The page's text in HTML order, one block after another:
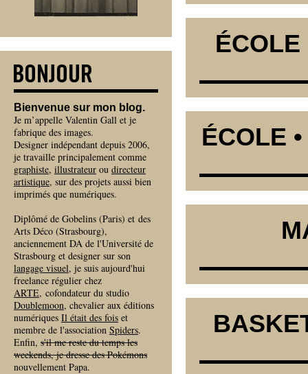
ÉCOLE
ÉCOLE
Bienvenue sur mon blog.
Je m’appelle Valentin Gall et je
fabrique des images.
Designer indépendant depuis 2006,
je travaille principalement comme
graphiste, illustrateur ou directeur
artistique, sur des projets aussi bien
imprimés que numériques.
Diplômé de Gobelins (Paris) et des
Arts Déco (Strasbourg),
anciennement DA de l'Université de
Strasbourg et designer sur son
langage visuel, je suis aujourd'hui
freelance régulier chez
ARTE, cofondateur du studio
Doublemoon, chevalier aux éditions
numériques Il était des fois et
membre de l'association Spiders.
Enfin, s'il me reste du temps les
weekends, je dresse des Pokémons
nouvellement Papa.